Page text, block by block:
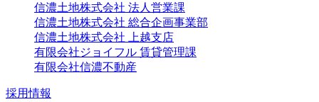
信濃土地株式会社 法人営業課
信濃土地株式会社 総合企画事業部
信濃土地株式会社 上越支店
有限会社ジョイフル 賃貸管理課
有限会社信濃不動産
採用情報